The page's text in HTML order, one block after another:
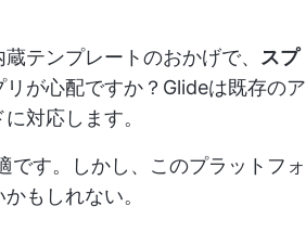
テンプレートのおかげで、 スプ
が心配ですか？Glideは既存のア
対応します。
です。しかし、このプラットフォ
もしれない。